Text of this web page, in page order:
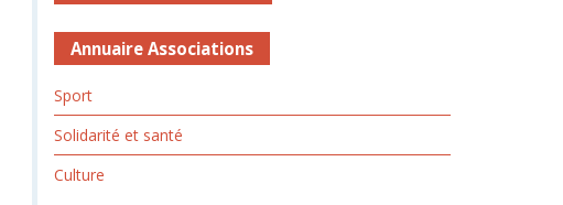
Annuaire Associations
Sport
Solidarité et santé
Culture